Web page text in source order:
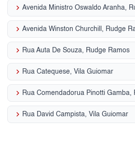
keyboard_arrow_right Avenida Ministro Oswaldo Aranha,
keyboard_arrow_right Avenida Winston Churchill, Rudge
keyboard_arrow_right Rua Auta De Souza, Rudge Ramos
keyboard_arrow_right Rua Catequese, Vila Guiomar
keyboard_arrow_right Rua Comendadorua Pinotti Gamba,
keyboard_arrow_right Rua David Campista, Vila Guiomar